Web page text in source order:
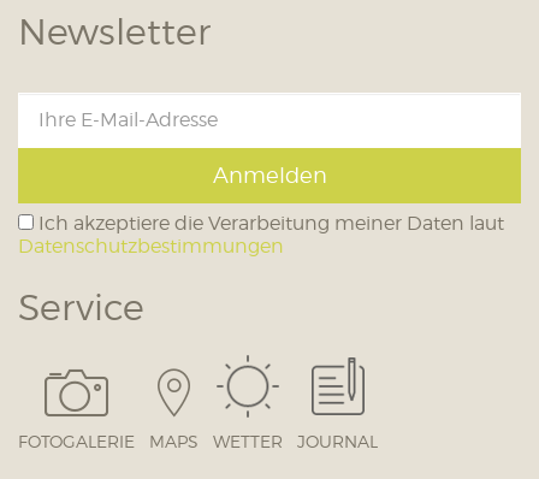
Newsletter
Anmelden
Ich akzeptiere die Verarbeitung meiner Daten laut
Datenschutzbestimmungen
Service
FOTOGALERIE MAPS WETTER JOURNAL